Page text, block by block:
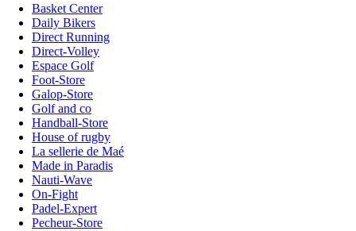
Basket Center
Daily Bikers
Direct Running
Direct-Volley
Espace Golf
Foot-Store
Galop-Store
Golf and co
Handball-Store
House of rugby
La sellerie de Maé
Made in Paradis
Nauti-Wave
On-Fight
Padel-Expert
Pecheur-Store